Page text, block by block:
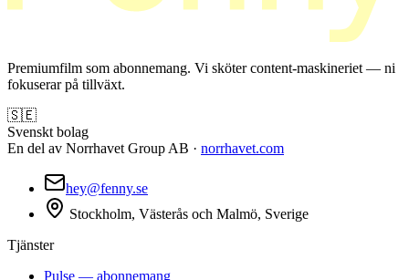
Premiumfilm som abonnemang. Vi sköter content-maskineriet — ni
fokuserar på tillväxt.
🇸🇪
Svenskt bolag
En del av Norrhavet Group AB · norrhavet.com
hey@fenny.se
Stockholm, Västerås och Malmö, Sverige
Tjänster
Pulse — abonnemang